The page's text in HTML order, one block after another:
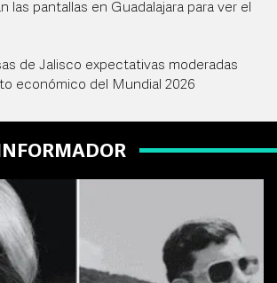
las pantallas en Guadalajara para ver el
de Jalisco expectativas moderadas
económico del Mundial 2026